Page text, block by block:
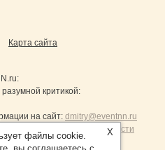
Карта сайта
:
критикой:
на сайт: dmitry@eventnn.ru
политика конфиденциальности
X
файлы cookie.